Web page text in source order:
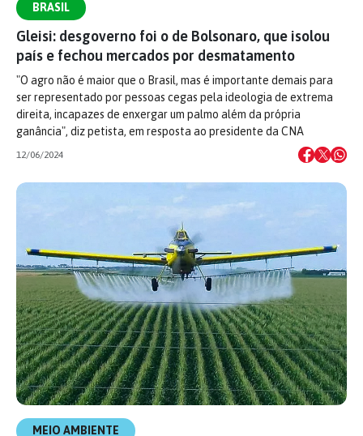
BRASIL
Gleisi: desgoverno foi o de Bolsonaro, que isolou
país e fechou mercados por desmatamento
"O agro não é maior que o Brasil, mas é importante demais para
ser representado por pessoas cegas pela ideologia de extrema
direita, incapazes de enxergar um palmo além da própria
ganância", diz petista, em resposta ao presidente da CNA
12/06/2024
MEIO AMBIENTE